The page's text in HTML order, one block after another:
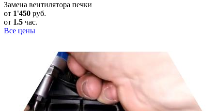
Замена вентилятора печки
от 1'450 руб.
от 1.5 час.
Все цены